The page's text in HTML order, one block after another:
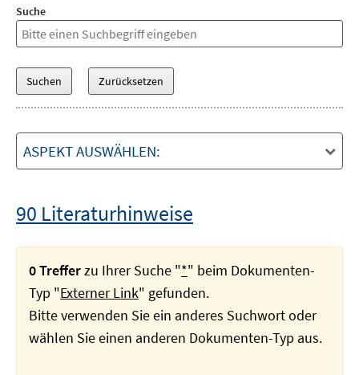
Suche
ASPEKT AUSWÄHLEN:
90 Literaturhinweise
0 Trefferzu Ihrer Suche "*" beim Dokumenten-
Typ "Externer Link" gefunden.
Bitte verwenden Sie ein anderes Suchwort oder
wählen Sie einen anderen Dokumenten-Typ aus.